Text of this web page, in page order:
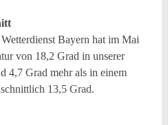
Bayern hat im Mai
von 18,2 Grad in unserer
4,7 Grad mehr als in einem
13,5 Grad.